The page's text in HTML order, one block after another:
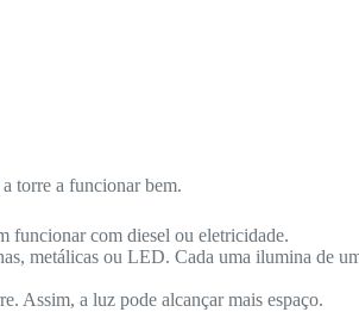
torre a funcionar bem.
funcionar com diesel ou eletricidade.
metálicas ou LED. Cada uma ilumina de
Assim, a luz pode alcançar mais espaço.